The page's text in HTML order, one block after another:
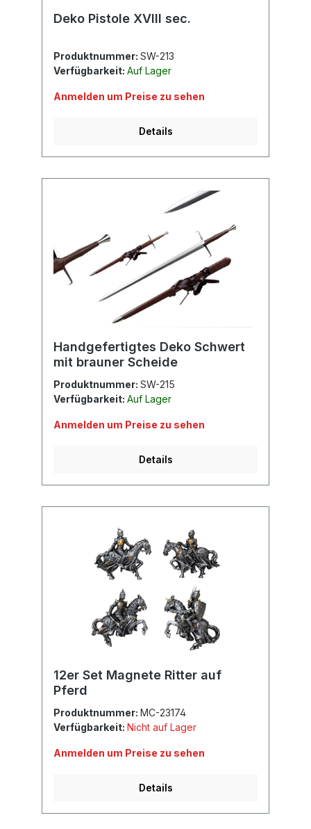
Deko Pistole XVIII sec.
Produktnummer: SW-213
Verfügbarkeit: Auf Lager
Anmelden um Preise zu sehen
Details
Handgefertigtes Deko Schwert
mit brauner Scheide
Produktnummer: SW-215
Verfügbarkeit: Auf Lager
Anmelden um Preise zu sehen
Details
12er Set Magnete Ritter auf
Pferd
Produktnummer: MC-23174
Verfügbarkeit: Nicht auf Lager
Anmelden um Preise zu sehen
Details